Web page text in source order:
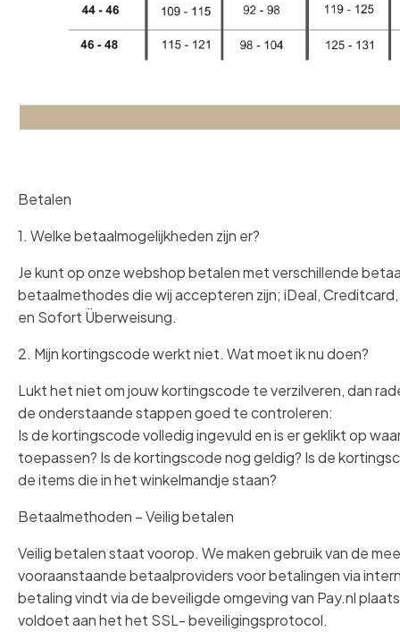
Betalen
1. Welke betaalmogelijkheden zijn er?
Je kunt op onze webshop betalen met verschillende
betaalmethodes die wij accepteren zijn; iDeal,
en Sofort Überweisung.
2. Mijn kortingscode werkt niet. Wat moet ik nu doen?
Lukt het niet om jouw kortingscode te verzilveren, dan
de onderstaande stappen goed te controleren:
Is de kortingscode volledig ingevuld en is er geklikt op
toepassen? Is de kortingscode nog geldig? Is de
de items die in het winkelmandje staan?
Betaalmethoden – Veilig betalen
Veilig betalen staat voorop. We maken gebruik van de
vooraanstaande betaalproviders voor betalingen via
betaling vindt via de beveiligde omgeving van Pay.nl
voldoet aan het het SSL- beveiligingsprotocol.